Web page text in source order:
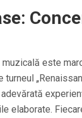
este
elaborate.